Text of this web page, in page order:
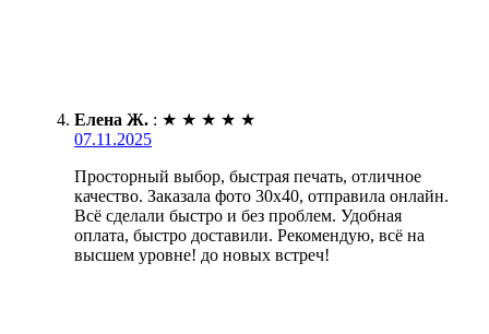
Елена Ж. : ★ ★ ★ ★ ★
07.11.2025
Просторный выбор, быстрая печать, отличное
качество. Заказала фото 30х40, отправила онлайн.
Всё сделали быстро и без проблем. Удобная
оплата, быстро доставили. Рекомендую, всё на
высшем уровне! до новых встреч!